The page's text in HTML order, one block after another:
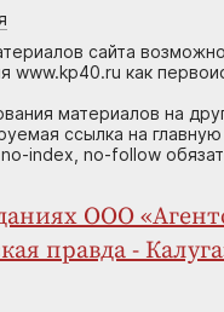
сайта
www.kp40.ru как
материалов на
ссылка на
index, no-follow
ООО
правда -